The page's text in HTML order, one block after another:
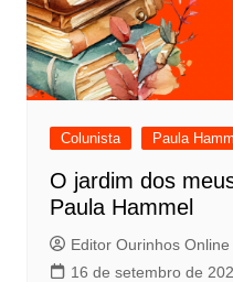
Colunista Paula
O jardim dos
Paula Hammel
Editor Ourinhos Online
16 de setembro de